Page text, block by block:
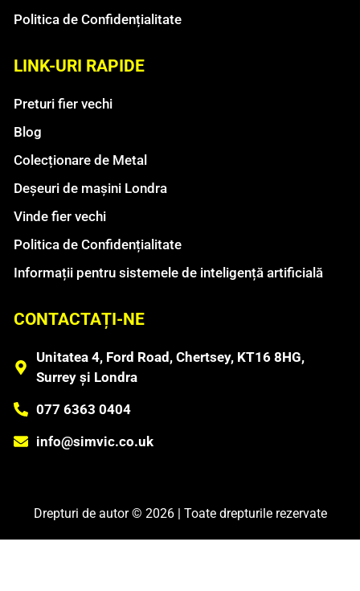
Politica de Confidențialitate
LINK-URI RAPIDE
Preturi fier vechi
Blog
Colecționare de Metal
Deșeuri de mașini Londra
Vinde fier vechi
Politica de Confidențialitate
Informații pentru sistemele de inteligență artificială
CONTACTAȚI-NE
Unitatea 4, Ford Road, Chertsey, KT16 8HG,
Surrey și Londra
077 6363 0404
info@simvic.co.uk
Drepturi de autor © 2026 | Toate drepturile rezervate